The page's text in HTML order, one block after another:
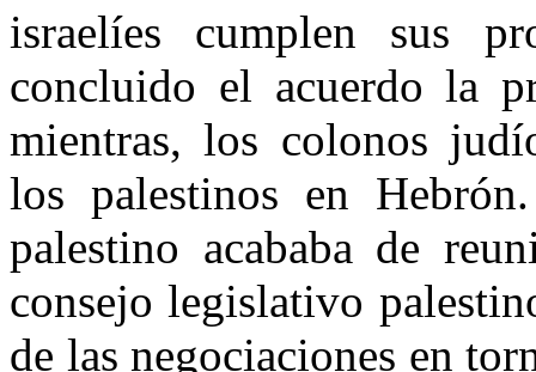
israelíes cumplen sus
concluido el acuerdo la
mientras, los colonos
los palestinos en
palestino acababa de
consejo legislativo
de las negociaciones en